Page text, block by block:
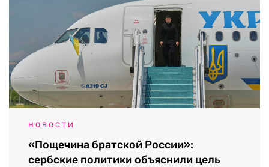
НОВОСТИ
«Пощечина братской России»:
сербские политики объяснили цель